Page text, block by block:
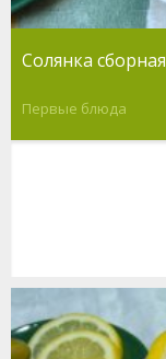
Солянка сборная
Первые блюда